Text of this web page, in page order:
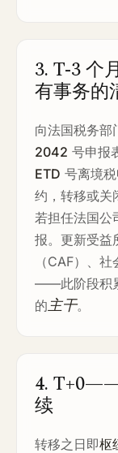
3. T-3 个
有事务的
向法国税务部
2042 号申报
ETD 号离境
约，转移或关
若担任法国公
报。更新受益
（CAF）、
——此阶段积
的主干。
4.
续
转移之日即枢